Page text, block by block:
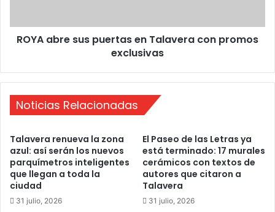
t
l
í
t
u
l
o
d
s
t
s
e
n
T
l
ROYA abre sus puertas en Talavera con promos
exclusivas
Noticias Relacionadas
Talavera renueva la zona
azul: así serán los nuevos
parquímetros inteligentes
que llegan a toda la
ciudad
31 julio, 2026
El Paseo de las Letras ya
está terminado: 17 murales
cerámicos con textos de
autores que citaron a
Talavera
31 julio, 2026